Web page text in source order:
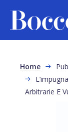
Home
Arbitrarie E